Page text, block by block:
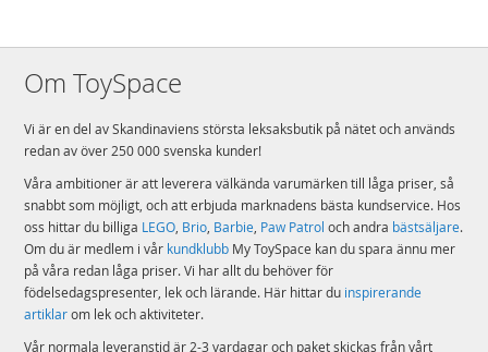
19 cm brett, så denna spännande leksak är full av häftiga detaljer och
lagom stor för seriösa lekar på egen hand eller i grupp.
Drivs av ett barns fantasi, för timmar av oändligt skoj! Batterifria leksaker
främjar barns individuella lek- och problemlösningsförmåga och låter
dem uppleva glädjen i att hitta på helt egna berättelser.
Öppna förpackningen och låt leken börja genom att bygga och bygga om
1 av de 3 modelleksakerna. Tydliga, enkla instruktioner gör det lätt för
barn att bygga modellerna, vilket leder till glädje och massor av kreativt
skoj.
Ge barn oändliga möjligheter att utveckla sina byggfärdigheter när de
leker med LEGO® Creator 3in1 seten. Detta fantastiska piratlekset låter
barn utveckla sin fantasi med massor av byggmöjligheter.
säkerställa att de är konsekventa, kompatibla och kan sättas ihop och
Om ToySpace
Vi är en del av Skandinaviens största leksaksbutik på nätet och används
redan av över 250 000 svenska kunder!
Våra ambitioner är att leverera välkända varumärken till låga priser, så
snabbt som möjligt, och att erbjuda marknadens bästa kundservice. Hos
oss hittar du billiga LEGO, Brio, Barbie, Paw Patrol och andra bästsäljare.
Om du är medlem i vår kundklubb My ToySpace kan du spara ännu mer
på våra redan låga priser. Vi har allt du behöver för
födelsedagspresenter, lek och lärande. Här hittar du inspirerande
artiklarom lek och aktiviteter.
Vår normala leveranstid är 2-3 vardagar och paket skickas från vårt